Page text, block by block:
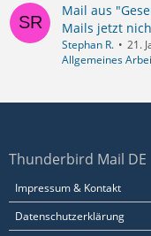
Mail aus
Mails jetzt
Stephan R.
21.
Allgemeines
Thunderbird Mail DE
Impressum & Kontakt
Datenschutzerklärung